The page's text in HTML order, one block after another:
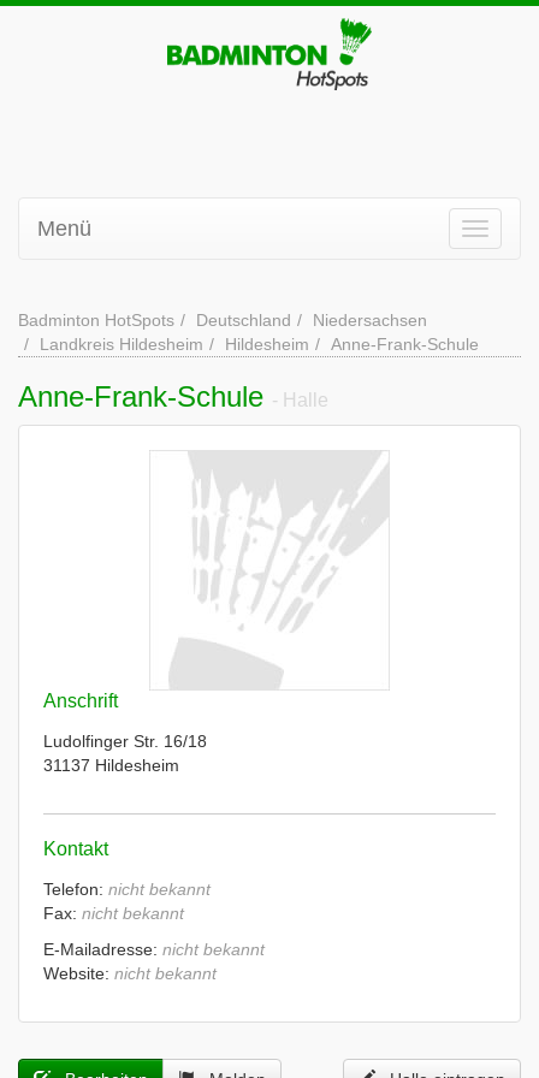
Menü
Badminton HotSpots Deutschland
Niedersachsen
Landkreis Hildesheim
Hildesheim Anne-Frank-Schule
Anne-Frank-Schule - Halle
Anschrift
Ludolfinger Str. 16/18
31137 Hildesheim
Kontakt
Telefon: nicht bekannt
Fax: nicht bekannt
E-Mailadresse: nicht bekannt
Website: nicht bekannt